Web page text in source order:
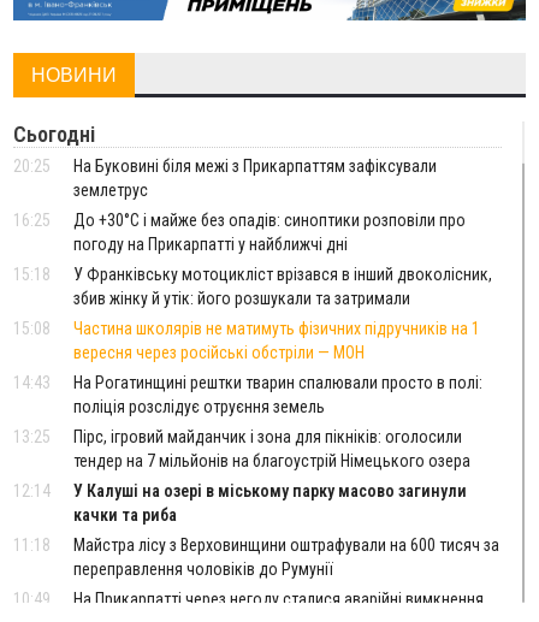
НОВИНИ
Сьогодні
20:25
На Буковині біля межі з Прикарпаттям зафіксували
землетрус
16:25
До +30°C і майже без опадів: синоптики розповіли про
погоду на Прикарпатті у найближчі дні
15:18
У Франківську мотоцикліст врізався в інший двоколісник,
збив жінку й утік: його розшукали та затримали
15:08
Частина школярів не матимуть фізичних підручників на 1
вересня через російські обстріли — МОН
14:43
На Рогатинщині рештки тварин спалювали просто в полі:
поліція розслідує отруєння земель
13:25
Пірс, ігровий майданчик і зона для пікніків: оголосили
тендер на 7 мільйонів на благоустрій Німецького озера
12:14
У Калуші на озері в міському парку масово загинули
качки та риба
11:18
Майстра лісу з Верховинщини оштрафували на 600 тисяч за
переправлення чоловіків до Румунії
10:49
На Прикарпатті через негоду сталися аварійні вимкнення